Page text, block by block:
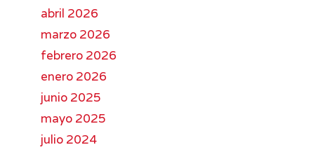
abril 2026
marzo 2026
febrero 2026
enero 2026
junio 2025
mayo 2025
julio 2024